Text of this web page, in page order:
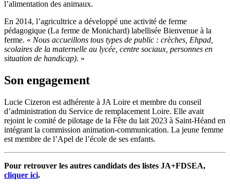
l’alimentation des animaux.
En 2014, l’agricultrice a développé une activité de ferme
pédagogique (La ferme de Monichard) labellisée Bienvenue à la
ferme. « Nous accueillons tous types de public : crèches, Ehpad,
scolaires de la maternelle au lycée, centre sociaux, personnes en
situation de handicap). »
Son engagement
Lucie Cizeron est adhérente à JA Loire et membre du conseil
d’administration du Service de remplacement Loire. Elle avait
rejoint le comité de pilotage de la Fête du lait 2023 à Saint-Héand en
intégrant la commission animation-communication. La jeune femme
est membre de l’Apel de l’école de ses enfants.
Pour retrouver les autres candidats des listes JA+FDSEA,
cliquer ici.